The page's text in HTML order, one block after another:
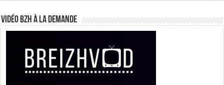
Vidéo BZH à la demande